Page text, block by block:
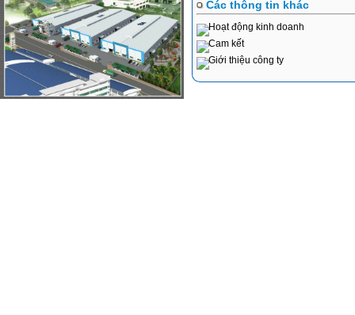
Các thông tin khác
Hoạt động kinh doanh
Cam kết
Giới thiệu công ty